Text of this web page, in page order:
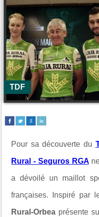
TDF
Pour sa découverte du
Rural - Seguros RGA
a dévoilé un maillot
françaises. Inspiré par
Rural-Orbea présente